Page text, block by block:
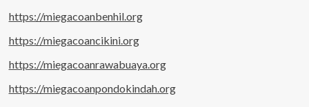
https://miegacoanbenhil.org
https://miegacoancikini.org
https://miegacoanrawabuaya.org
https://miegacoanpondokindah.org